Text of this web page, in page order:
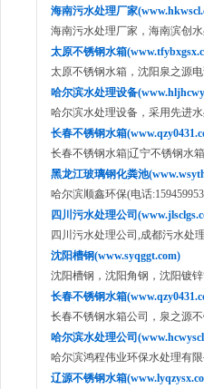
海南污水处理厂家
海南污水处理厂家，海南滨创水
太原不锈钢水箱
太原不锈钢水箱，沈阳泉之源电
哈尔滨水处理设备
哈尔滨水处理设备，采用先进
长春不锈钢水箱
长春不锈钢水箱|辽宁不锈钢水
黑龙江玻璃钢化粪池
哈尔滨顺鑫环保(电话
四川污水处理公司
四川污水处理公司,成都污水处
沈阳槽钢(www.syqggt.com)
沈阳槽钢，沈阳角钢，沈阳镀
长春不锈钢水箱
长春不锈钢水箱公司，泉之源
哈尔滨水处理公司
哈尔滨鸿程伟业环保水处理有
辽源不锈钢水箱